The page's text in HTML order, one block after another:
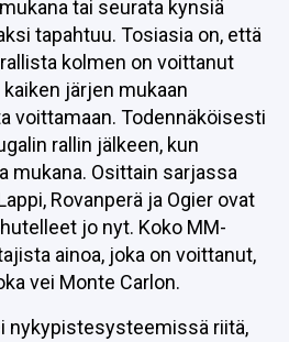
tai seurata kynsiä
tapahtuu. Tosiasia on, että
kolmen on voittanut
järjen mukaan
voittamaan. Todennäköisesti
rallin jälkeen, kun
mukana. Osittain sarjassa
Rovanperä ja Ogier ovat
jo nyt. Koko MM-
ainoa, joka on voittanut,
vei Monte Carlon.
nykypistesysteemissä riitä,